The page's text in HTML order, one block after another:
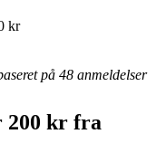
kr
på 48 anmeldelser
200 kr fra